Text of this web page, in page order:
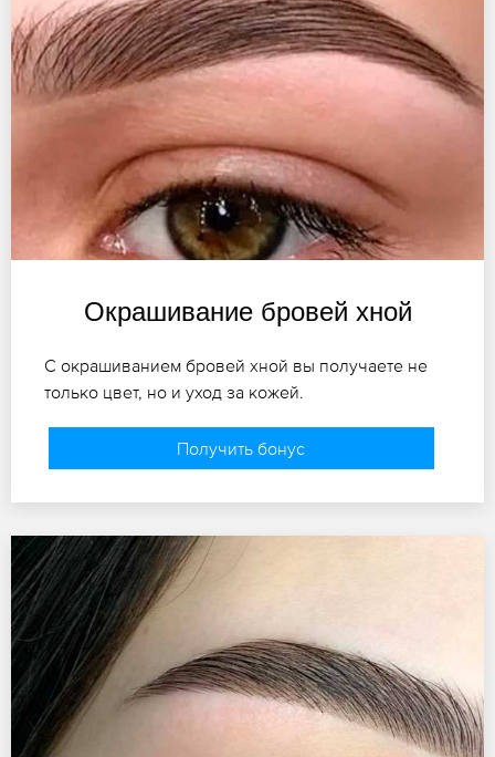
Окрашивание бровей хной
С окрашиванием бровей хной вы получаете не
только цвет, но и уход за кожей.
Получить бонус